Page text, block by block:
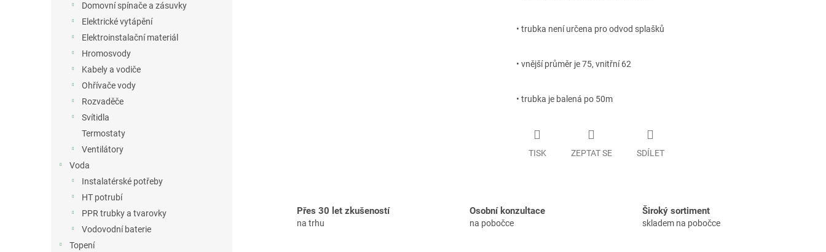
Domovní spínače a zásuvky
Elektrické vytápění
Elektroinstalační materiál
Hromosvody
Kabely a vodiče
Ohřívače vody
Rozvaděče
Svítidla
Termostaty
Ventilátory
Voda
Instalatérské potřeby
HT potrubí
PPR trubky a tvarovky
Vodovodní baterie
Topení
• trubka není určena pro odvod splašků
• vnější průměr je 75, vnitřní 62
• trubka je balená po 50m
TISK ZEPTAT SE SDÍLET
Přes 30 let zkušeností
na trhu
Osobní konzultace
na pobočce
Široký sortiment
skladem na pobočce